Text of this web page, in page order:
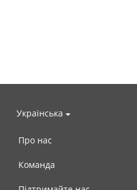
Українська
Про нас
Команда